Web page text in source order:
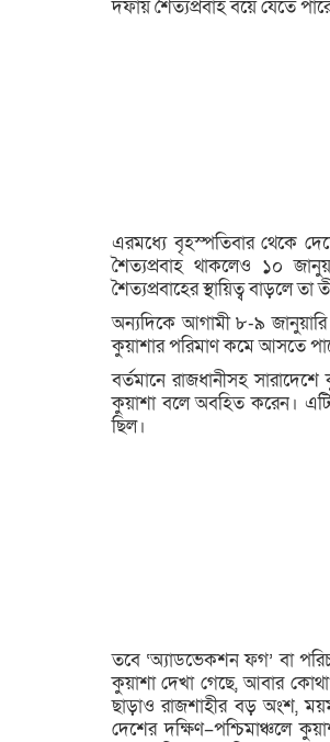
দফায় শৈত্যপ্রবাহ বয়ে যেতে
এরমধ্যে বৃহস্পতিবার থেকে
শৈত্যপ্রবাহ থাকলেও ১০
শৈত্যপ্রবাহের স্থায়িত্ব বাড়লে
অন্যদিকে আগামী ৮-৯ জানুয়ারি
কুয়াশার পরিমাণ কমে আসতে
বর্তমানে রাজধানীসহ
কুয়াশা বলে অবহিত করেন।
ছিল।
তবে ‘অ্যাডভেকশন ফগ’ বা
কুয়াশা দেখা গেছে, আবার
ছাড়াও রাজশাহীর বড় অংশ,
দেশের দক্ষিণ–পশ্চিমাঞ্চলে